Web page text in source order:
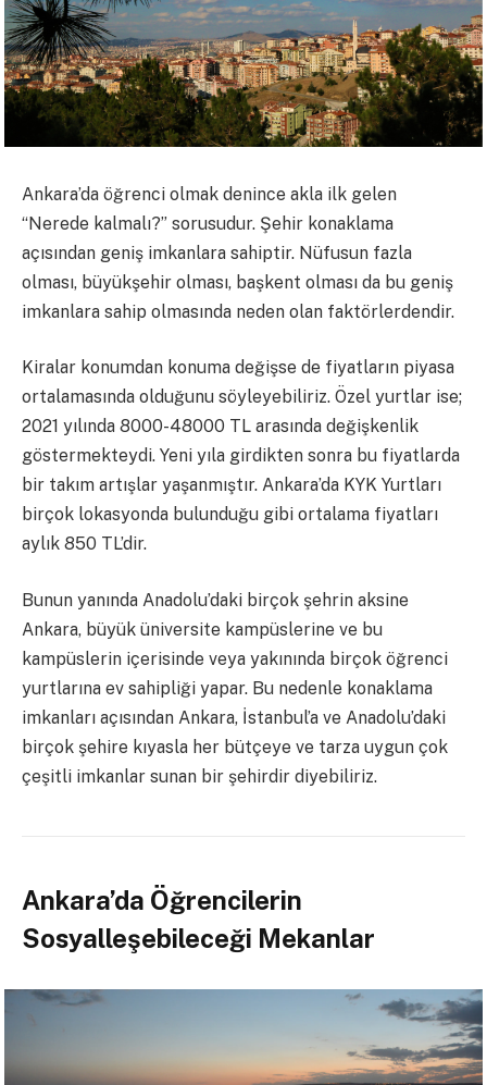
Ankara’da öğrenci olmak denince akla ilk gelen
“Nerede kalmalı?” sorusudur. Şehir konaklama
açısından geniş imkanlara sahiptir. Nüfusun fazla
olması, büyükşehir olması, başkent olması da bu geniş
imkanlara sahip olmasında neden olan faktörlerdendir.
Kiralar konumdan konuma değişse de fiyatların piyasa
ortalamasında olduğunu söyleyebiliriz. Özel yurtlar ise;
2021 yılında 8000-48000 TL arasında değişkenlik
göstermekteydi. Yeni yıla girdikten sonra bu fiyatlarda
bir takım artışlar yaşanmıştır. Ankara’da KYK Yurtları
birçok lokasyonda bulunduğu gibi ortalama fiyatları
aylık 850 TL’dir.
Bunun yanında Anadolu’daki birçok şehrin aksine
Ankara, büyük üniversite kampüslerine ve bu
kampüslerin içerisinde veya yakınında birçok öğrenci
yurtlarına ev sahipliği yapar. Bu nedenle konaklama
imkanları açısından Ankara, İstanbul’a ve Anadolu’daki
birçok şehire kıyasla her bütçeye ve tarza uygun çok
çeşitli imkanlar sunan bir şehirdir diyebiliriz.
Ankara’da Öğrencilerin
Sosyalleşebileceği Mekanlar